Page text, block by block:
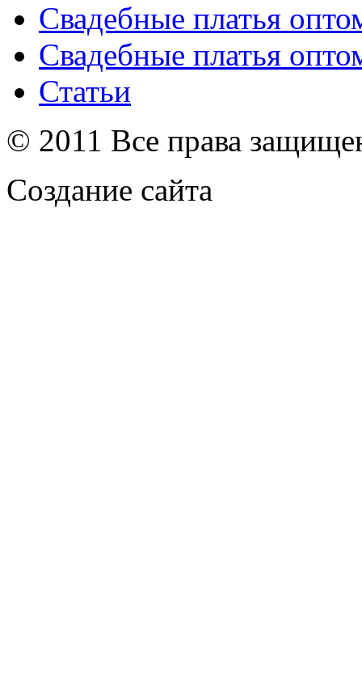
Свадебные платья
Свадебные платья
Статьи
© 2011 Все права
Создание сайта